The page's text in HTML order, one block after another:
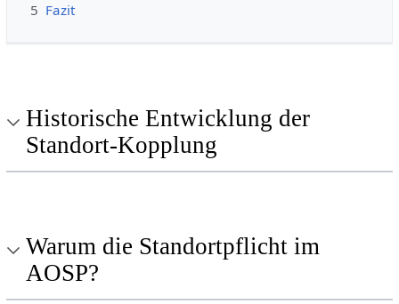
5 Fazit
Historische Entwicklung der
Standort-Kopplung
Warum die Standortpflicht im
AOSP?